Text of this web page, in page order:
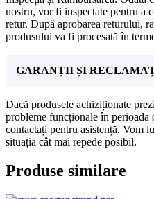
nostru, vor fi inspectate pentru a
retur. După aprobarea returului,
produsului va fi procesată în
GARANȚII ȘI
Dacă produsele achiziționate
probleme funcționale în perioada
contactați pentru asistență. Vom
situația cât mai repede posibil.
Produse similare